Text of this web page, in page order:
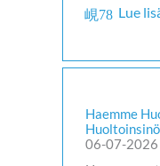
Lue
Haemme
06-07-2026